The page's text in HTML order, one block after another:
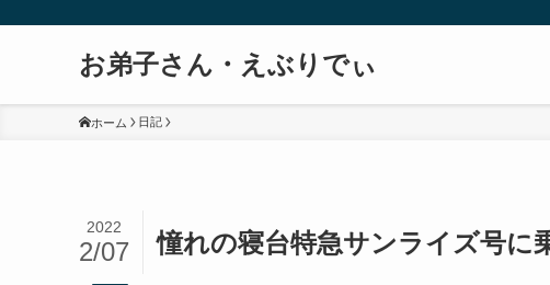
お弟子さん・えぶりでぃ
ホーム 日記
憧れの寝台特急サンライズ号に
2022
2/07